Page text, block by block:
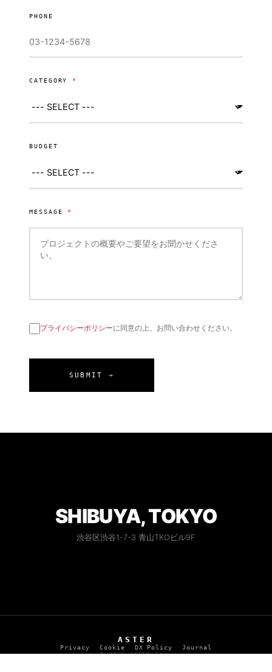
PHONE
CATEGORY *
BUDGET
MESSAGE *
プライバシーポリシーに同意の上、お問い合わせください。
SUBMIT →
SHIBUYA, TOKYO
渋谷区渋谷1-7-3 青山TKOビル9F
ASTER
Privacy Cookie DX Policy
Journal
© 2026 ASTER Inc.